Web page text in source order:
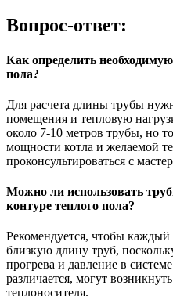
Вопрос-ответ:
Как определить
пола?
Для расчета длины трубы
помещения и тепловую
около 7-10 метров трубы, но
мощности котла и желаемой
проконсультироваться с
Можно ли использовать
контуре теплого пола?
Рекомендуется, чтобы
близкую длину труб,
прогрева и давление в
различается, могут
теплоносителя.